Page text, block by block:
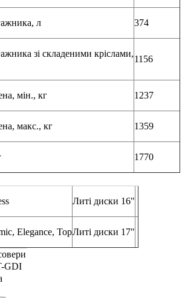
л 374
зі складеними кріслами,
1156
мін., кг 1237
макс., кг 1359
1770
Литі диски 16"
Elegance, TopЛиті диски 17"
GDI